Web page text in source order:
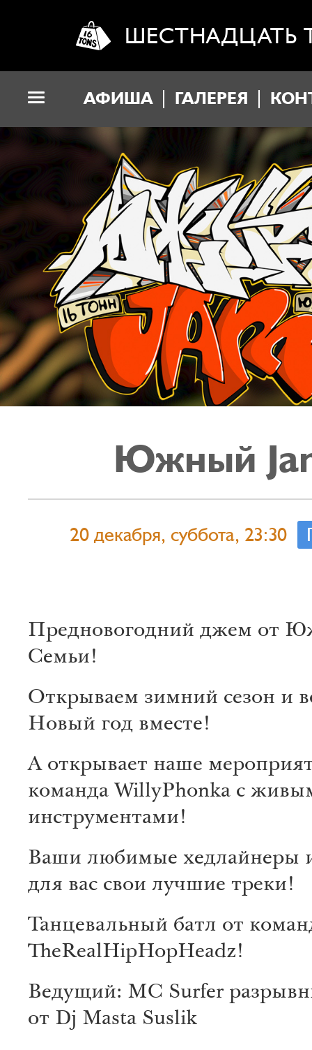
ШЕСТНАДЦАТЬ
АФИША ГАЛЕРЕЯ
Южный
20 декабря, суббота, 23:30
Предновогодний джем от
Семьи!
Открываем зимний сезон и
Новый год вместе!
А открывает наше
команда WillyPhonka с
инструментами!
Ваши любимые хедлайнеры
для вас свои лучшие треки!
Танцевальный батл от
TheRealHipHopHeadz!
Ведущий: MC Surfer
от Dj Masta Suslik